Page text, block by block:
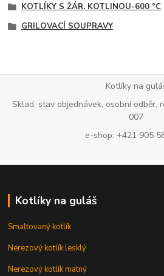
KOTLÍKY S ŽÁR. KOTLINOU-600 °C
GRILOVACÍ SOUPRAVY
Kotlíky na
Sklad, stav objednávek, osobní odběr,
007
e-shop: +421 905
Kotlíky na guláš
Smaltovaný kotlík
Nerezový kotlík lesklý
Nerezový kotlík matný